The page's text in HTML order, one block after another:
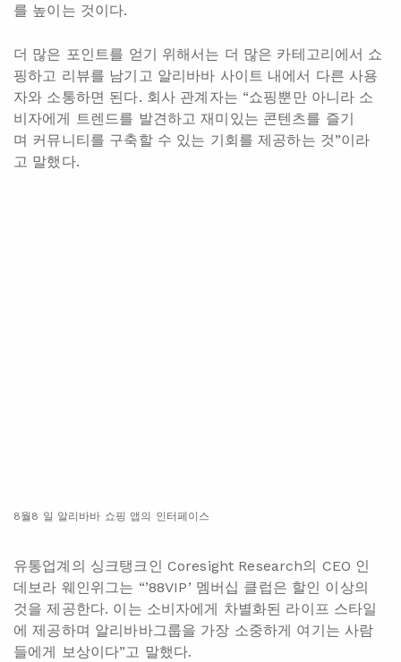
를 높이는 것이다.
더 많은 포인트를 얻기 위해서는 더 많은 카테고리에서 쇼
핑하고 리뷰를 남기고 알리바바 사이트 내에서 다른 사용
자와 소통하면 된다. 회사 관계자는 “쇼핑뿐만 아니라 소
비자에게 트렌드를 발견하고 재미있는 콘텐츠를 즐기
며 커뮤니티를 구축할 수 있는 기회를 제공하는 것”이라
고 말했다.
8월8 일 알리바바 쇼핑 앱의 인터페이스
유통업계의 싱크탱크인 Coresight Research의 CEO 인
데보라 웨인위그는 “’88VIP’ 멤버십 클럽은 할인 이상의
것을 제공한다. 이는 소비자에게 차별화된 라이프 스타일
에 제공하며 알리바바그룹을 가장 소중하게 여기는 사람
들에게 보상이다”고 말했다.